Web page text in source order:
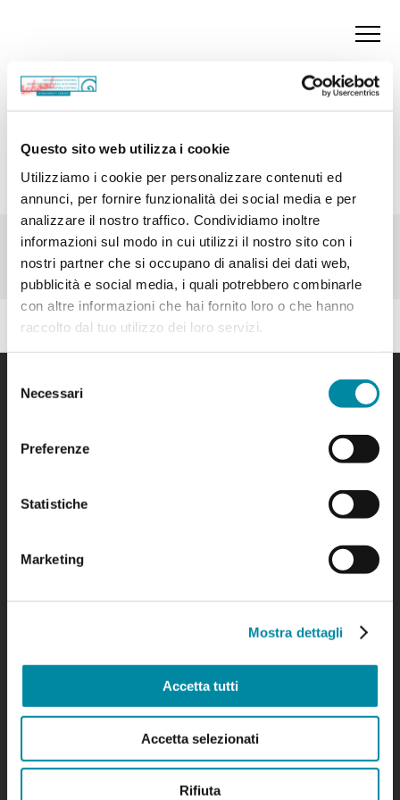
Questo sito web utilizza i cookie
Utilizziamo i cookie per personalizzare contenuti ed
annunci, per fornire funzionalità dei social media e per
analizzare il nostro traffico. Condividiamo inoltre
informazioni sul modo in cui utilizzi il nostro sito con i
nostri partner che si occupano di analisi dei dati web,
pubblicità e social media, i quali potrebbero combinarle
con altre informazioni che hai fornito loro o che hanno
raccolto dal tuo utilizzo dei loro servizi.
delNecessari
Preferenze
Statistiche
Marketing
Mostra dettagli
Accetta tutti
Accetta selezionati
Rifiuta
Contattaci
Orario d'apertura
Prenotazioni
Link